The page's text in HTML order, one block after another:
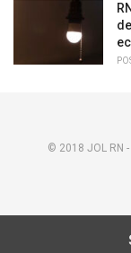
© 2018 JOL RN